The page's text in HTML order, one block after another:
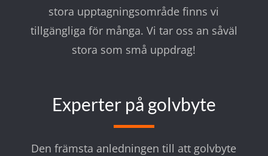
stora upptagningsområde finns vi
tillgängliga för många. Vi tar oss an såväl
stora som små uppdrag!
Experter på golvbyte
Den främsta anledningen till att golvbyte